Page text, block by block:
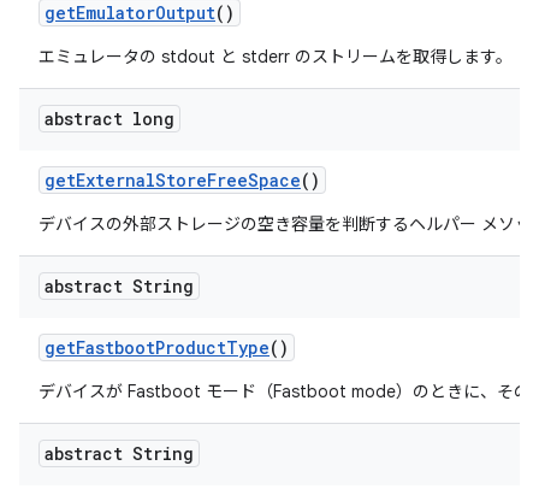
getEmulatorOutput()
エミュレータの stdout と stderr のストリームを取得します。
abstract long
getExternalStoreFreeSpace()
デバイスの外部ストレージの空き容量を判断するヘルパー メソッ
abstract String
getFastbootProductType()
デバイスが Fastboot モード（Fastboot mode）のときに、その
abstract String